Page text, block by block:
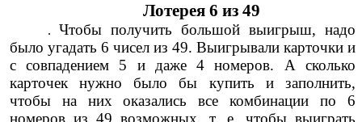
Лотерея 6 из 49
. Чтобы получить большой выигрыш, надо
было угадать 6 чисел из 49. Выигрывали карточки и
с совпадением 5 и даже 4 номеров. А сколько
карточек нужно было бы купить и заполнить,
чтобы на них оказались все комбинации по 6
номеров из 49 возможных, т. е. чтобы выиграть